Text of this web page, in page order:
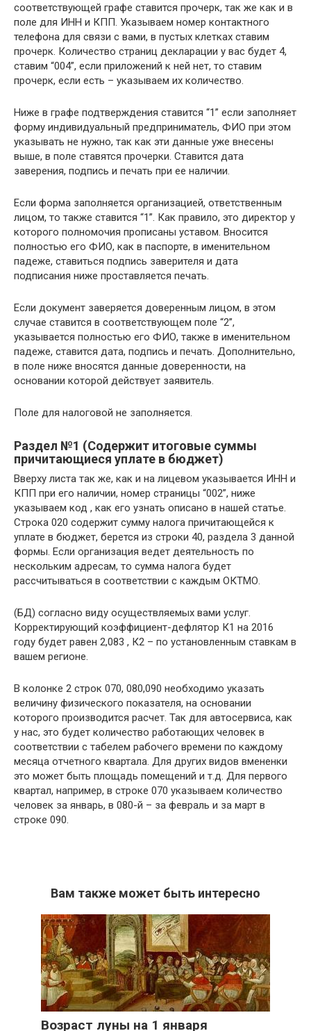
соответствующей графе ставится прочерк, так же как и в
поле для ИНН и КПП. Указываем номер контактного
телефона для связи с вами, в пустых клетках ставим
прочерк. Количество страниц декларации у вас будет 4,
ставим “004”, если приложений к ней нет, то ставим
прочерк, если есть – указываем их количество.
Ниже в графе подтверждения ставится “1” если заполняет
форму индивидуальный предприниматель, ФИО при этом
указывать не нужно, так как эти данные уже внесены
выше, в поле ставятся прочерки. Ставится дата
заверения, подпись и печать при ее наличии.
Если форма заполняется организацией, ответственным
лицом, то также ставится “1”. Как правило, это директор у
которого полномочия прописаны уставом. Вносится
полностью его ФИО, как в паспорте, в именительном
падеже, ставиться подпись заверителя и дата
подписания ниже проставляется печать.
Если документ заверяется доверенным лицом, в этом
случае ставится в соответствующем поле “2”,
указывается полностью его ФИО, также в именительном
падеже, ставится дата, подпись и печать. Дополнительно,
в поле ниже вносятся данные доверенности, на
основании которой действует заявитель.
Поле для налоговой не заполняется.
Раздел №1 (Содержит итоговые суммы
причитающиеся уплате в бюджет)
Вверху листа так же, как и на лицевом указывается ИНН и
КПП при его наличии, номер страницы “002”, ниже
указываем код , как его узнать описано в нашей статье.
Строка 020 содержит сумму налога причитающейся к
уплате в бюджет, берется из строки 40, раздела 3 данной
формы. Если организация ведет деятельность по
нескольким адресам, то сумма налога будет
рассчитываться в соответствии с каждым ОКТМО.
(БД) согласно виду осуществляемых вами услуг.
Корректирующий коэффициент-дефлятор К1 на 2016
году будет равен 2,083 , К2 – по установленным ставкам в
вашем регионе.
В колонке 2 строк 070, 080,090 необходимо указать
величину физического показателя, на основании
которого производится расчет. Так для автосервиса, как
у нас, это будет количество работающих человек в
соответствии с табелем рабочего времени по каждому
месяца отчетного квартала. Для других видов вмененки
это может быть площадь помещений и т.д. Для первого
квартал, например, в строке 070 указываем количество
человек за январь, в 080-й – за февраль и за март в
строке 090.
Вам также может быть интересно
Возраст луны на 1 января